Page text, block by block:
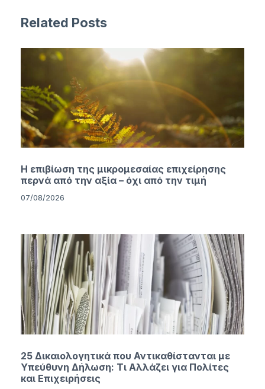
Related Posts
Η επιβίωση της μικρομεσαίας επιχείρησης
περνά από την αξία – όχι από την τιμή
07/08/2026
25 Δικαιολογητικά που Αντικαθίστανται με
Υπεύθυνη Δήλωση: Τι Αλλάζει για Πολίτες
και Επιχειρήσεις